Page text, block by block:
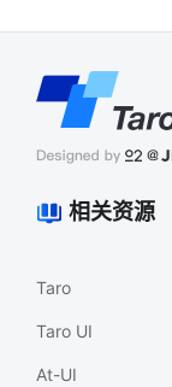
相关资源
Taro
Taro UI
At-UI